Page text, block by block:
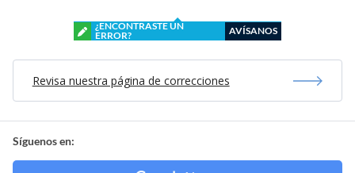
¿ENCONTRASTE UN
ERROR?
AVÍSANOS
Revisa nuestra página de correcciones
Síguenos en: